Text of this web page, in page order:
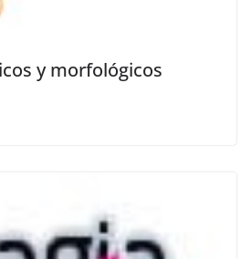
y morfológicos